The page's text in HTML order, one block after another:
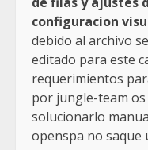
configuracion
debido al archivo
editado para este
requerimientos
por jungle-team
solucionarlo
openspa no saque